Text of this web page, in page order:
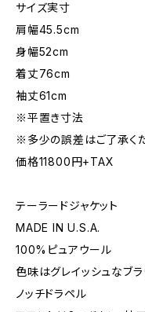
サイズ実寸
肩幅45.5cm
身幅52cm
着丈76cm
袖丈61cm
※平置き寸法
※多少の誤差はご了承くだ
価格11800円+TAX
テーラードジャケット
MADE IN U.S.A.
100%ピュアウール
色味はグレイッシュなブ
ノッチドラペル